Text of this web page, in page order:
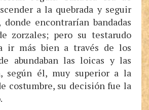
a la quebrada y seguir
encontrarían bandadas
zorzales; pero su testarudo
ir más bien a través de los
abundaban las loicas y las
según él, muy superior a la
costumbre, su decisión fue la